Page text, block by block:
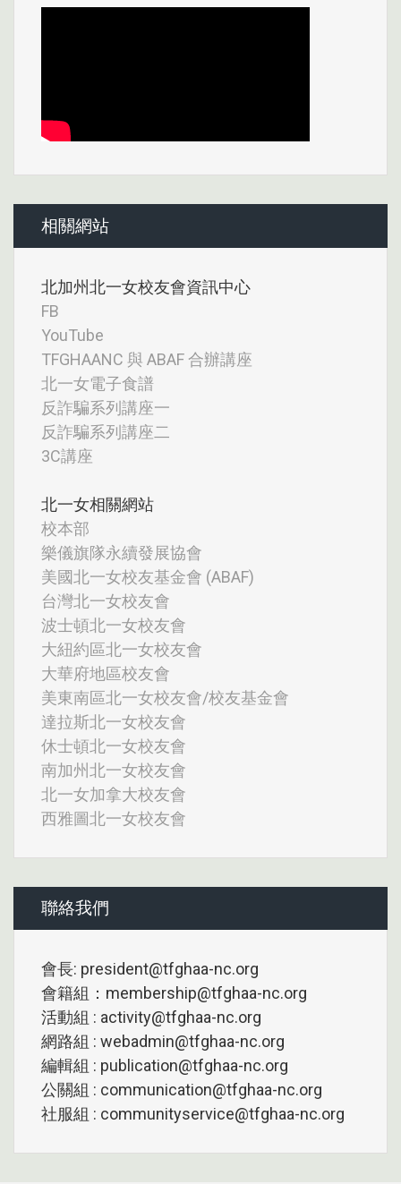
相關網站
北加州北一女校友會資訊中心
FB
YouTube
TFGHAANC 與 ABAF 合辦講座
北一女電子食譜
反詐騙系列講座一
反詐騙系列講座二
3C講座
北一女相關網站
校本部
樂儀旗隊永續發展協會
美國北一女校友基金會 (ABAF)
台灣北一女校友會
波士頓北一女校友會
大紐約區北一女校友會
大華府地區校友會
美東南區北一女校友會/校友基金會
達拉斯北一女校友會
休士頓北一女校友會
南加州北一女校友會
北一女加拿大校友會
西雅圖北一女校友會
聯絡我們
會長: president@tfghaa-nc.org
會籍組：membership@tfghaa-nc.org
活動組 : activity@tfghaa-nc.org
網路組 : webadmin@tfghaa-nc.org
編輯組 : publication@tfghaa-nc.org
公關組 : communication@tfghaa-nc.org
社服組 : communityservice@tfghaa-nc.org